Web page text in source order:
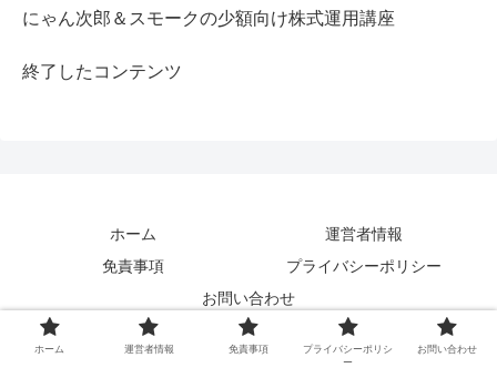
にゃん次郎＆スモークの少額向け株式運用講座
終了したコンテンツ
ホーム
運営者情報
免責事項
プライバシーポリシー
お問い合わせ
Copyright © 2020 自宅でネット株 All Rights Reserved.
ホーム 運営者情報 免責事項
プライバシーポリシ
ー
お問い合わせ